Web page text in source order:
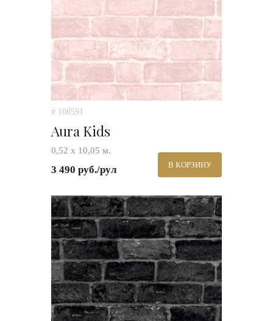
# 108591
Aura Kids
0,52 х 10,05 м.
3 490 руб./рул В КОРЗИНУ